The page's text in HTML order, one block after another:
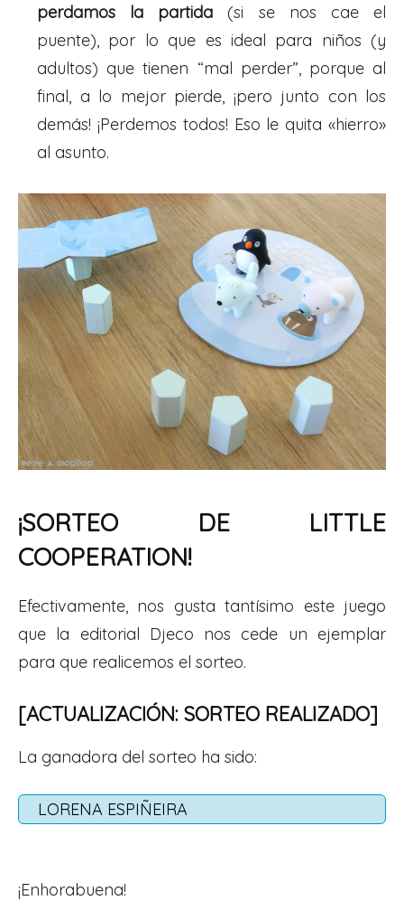
perdamos la partida(si se nos cae el
puente), por lo que es ideal para niños (y
adultos) que tienen “mal perder”, porque al
final, a lo mejor pierde, ¡pero junto con los
demás! ¡Perdemos todos! Eso le quita «hierro»
al asunto.
¡SORTEO DE LITTLE
COOPERATION!
Efectivamente, nos gusta tantísimo este juego
que la editorial Djeco nos cede un ejemplar
para que realicemos el sorteo.
[ACTUALIZACIÓN: SORTEO REALIZADO]
La ganadora del sorteo ha sido:
LORENA ESPIÑEIRA
¡Enhorabuena!